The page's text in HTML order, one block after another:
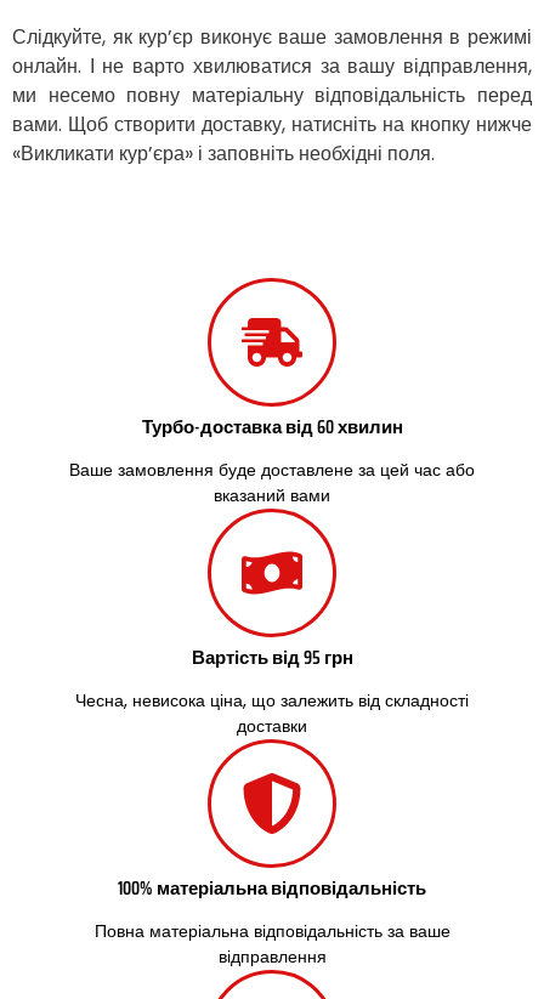
Слідкуйте, як кур’єр виконує ваше замовлення в режимі
онлайн. І не варто хвилюватися за вашу відправлення,
ми несемо повну матеріальну відповідальність перед
вами. Щоб створити доставку, натисніть на кнопку нижче
«Викликати кур’єра» і заповніть необхідні поля.
Турбо-доставка від 60 хвилин
Ваше замовлення буде доставлене за цей час або
вказаний вами
Вартість від 95 грн
Чесна, невисока ціна, що залежить від складності
доставки
100% матеріальна відповідальність
Повна матеріальна відповідальність за ваше
відправлення
Звенигородка
Звягель
Охтирка
Олександрія
Авангард
Білгород-Дністровський